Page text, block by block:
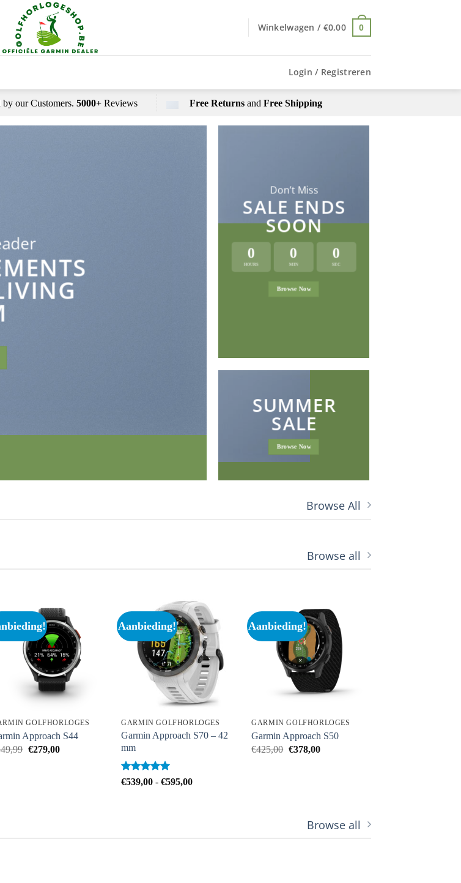
Winkelwagen / €0,00 0
Login / Registreren
our Customers. 5000+Reviews Free Returnsand Free Shipping
Don’t Miss
SALE ENDS
SOON
0
HOURS
0
MIN
0
SEC
Browse Now
SUMMER
SALE
Browse Now
Browse All
Browse all
GOLFHORLOGES
Approach S44
Oorspronkelijke
€279,00Huidige
Aanbieding!
GARMIN GOLFHORLOGES
Garmin Approach S70 – 42
mm
Beoordeeld
€539,00 - €595,00Prijsklasse:
Aanbieding!
GARMIN GOLFHORLOGES
Garmin Approach S50
€425,00 Oorspronkelijke
€378,00Huidige
Browse all